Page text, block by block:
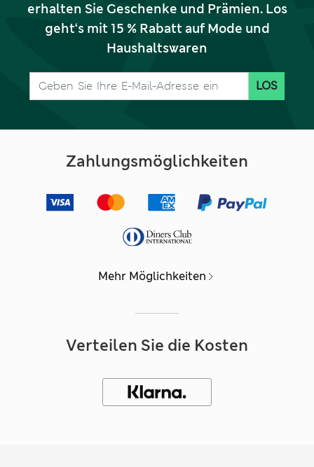
erhalten Sie Geschenke und Prämien. Los
geht‘s mit 15 % Rabatt auf Mode und
Haushaltswaren
LOS
Zahlungsmöglichkeiten
Mehr Möglichkeiten
Verteilen Sie die Kosten